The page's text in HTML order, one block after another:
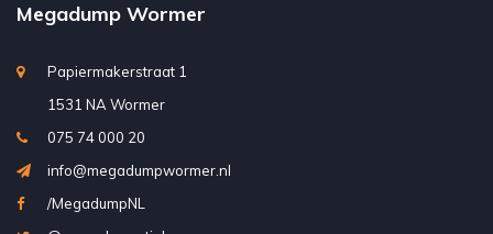
Megadump Wormer
Papiermakerstraat 1
1531 NA Wormer
075 74 000 20
info@megadumpwormer.nl
/MegadumpNL